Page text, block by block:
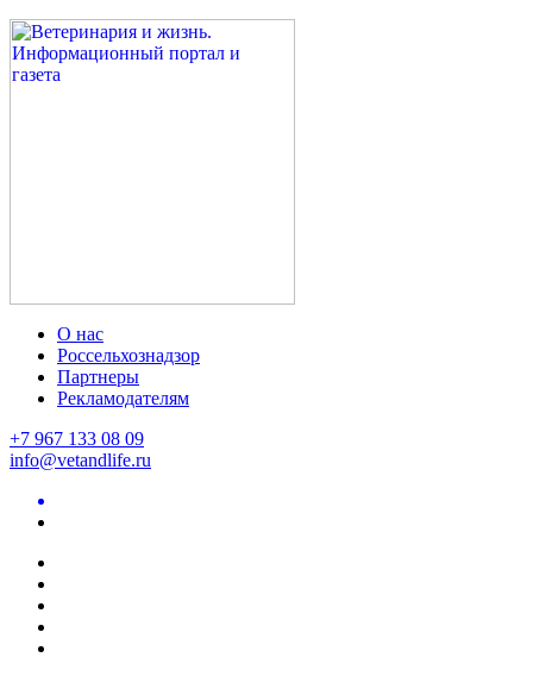
О нас
Россельхознадзор
Партнеры
Рекламодателям
+7 967 133 08 09
info@vetandlife.ru